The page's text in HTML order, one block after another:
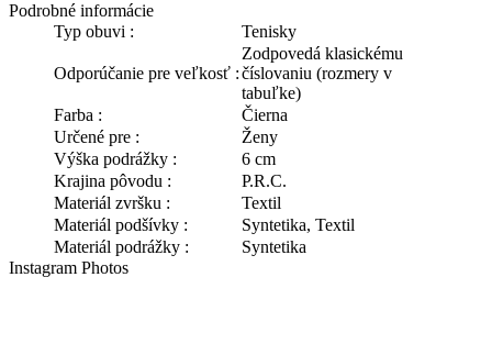
Podrobné informácie
Typ obuvi :
Tenisky
Odporúčanie pre veľkosť :
Zodpovedá klasickému
číslovaniu (rozmery v
tabuľke)
Farba :
Čierna
Určené pre :
Ženy
Výška podrážky :
6 cm
Krajina pôvodu :
P.R.C.
Materiál zvršku :
Textil
Materiál podšívky :
Syntetika, Textil
Materiál podrážky :
Syntetika
Instagram Photos